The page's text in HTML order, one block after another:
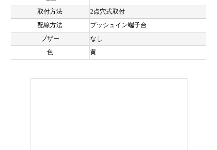
取付方法
2点穴式取付
配線方法
プッシュイン端子台
ブザー
なし
色
黄